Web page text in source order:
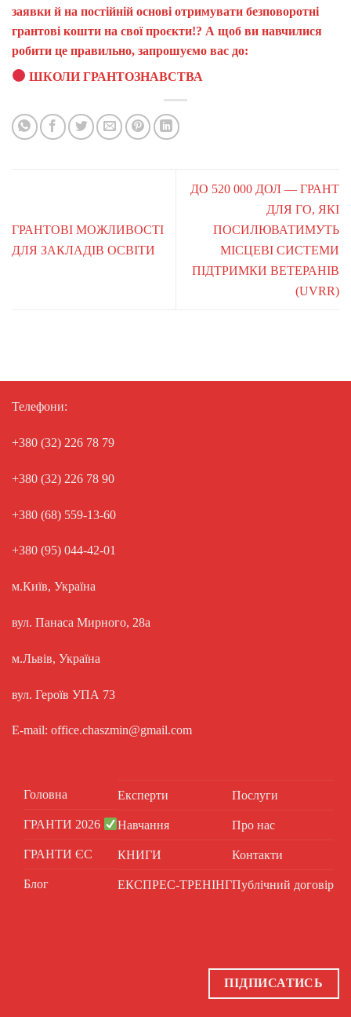
заявки й на постійній основі отримувати безповоротні
грантові кошти на свої проєкти!? А щоб ви навчилися
робити це правильно, запрошуємо вас до:
ШКОЛИ ГРАНТОЗНАВСТВА
ГРАНТОВІ МОЖЛИВОСТІ
ДЛЯ ЗАКЛАДІВ ОСВІТИ
ДО 520 000 ДОЛ — ГРАНТ
ДЛЯ ГО, ЯКІ
ПОСИЛЮВАТИМУТЬ
МІСЦЕВІ СИСТЕМИ
ПІДТРИМКИ ВЕТЕРАНІВ
(UVRR)
Телефони:
+380 (32) 226 78 79
+380 (32) 226 78 90
+380 (68) 559-13-60
+380 (95) 044-42-01
м.Київ, Україна
вул. Панаса Мирного, 28а
м.Львів, Україна
вул. Героїв УПА 73
E-mail: office.chaszmin@gmail.com
Головна
ГРАНТИ 2026
ГРАНТИ ЄС
Блог
Експерти
Навчання
КНИГИ
ЕКСПРЕС-ТРЕНІНГ
Послуги
Про нас
Контакти
Публічний договір
ПІДПИСАТИСЬ